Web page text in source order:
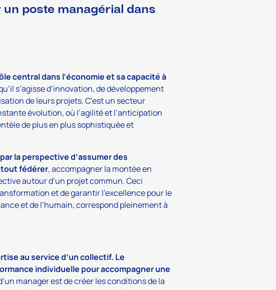
poste managérial dans
central dans l’économie et sa capacité à
s’agisse d’innovation, de développement
de leurs projets. C’est un secteur
évolution, où l’agilité et l’anticipation
de plus en plus sophistiquée et
la perspective d’assumer des
tout fédérer, accompagner la montée en
autour d’un projet commun. Ceci
et de garantir l’excellence pour le
et de l’humain, correspond pleinement à
au service d’un collectif. Le
individuelle pour accompagner une
manager est de créer les conditions de la